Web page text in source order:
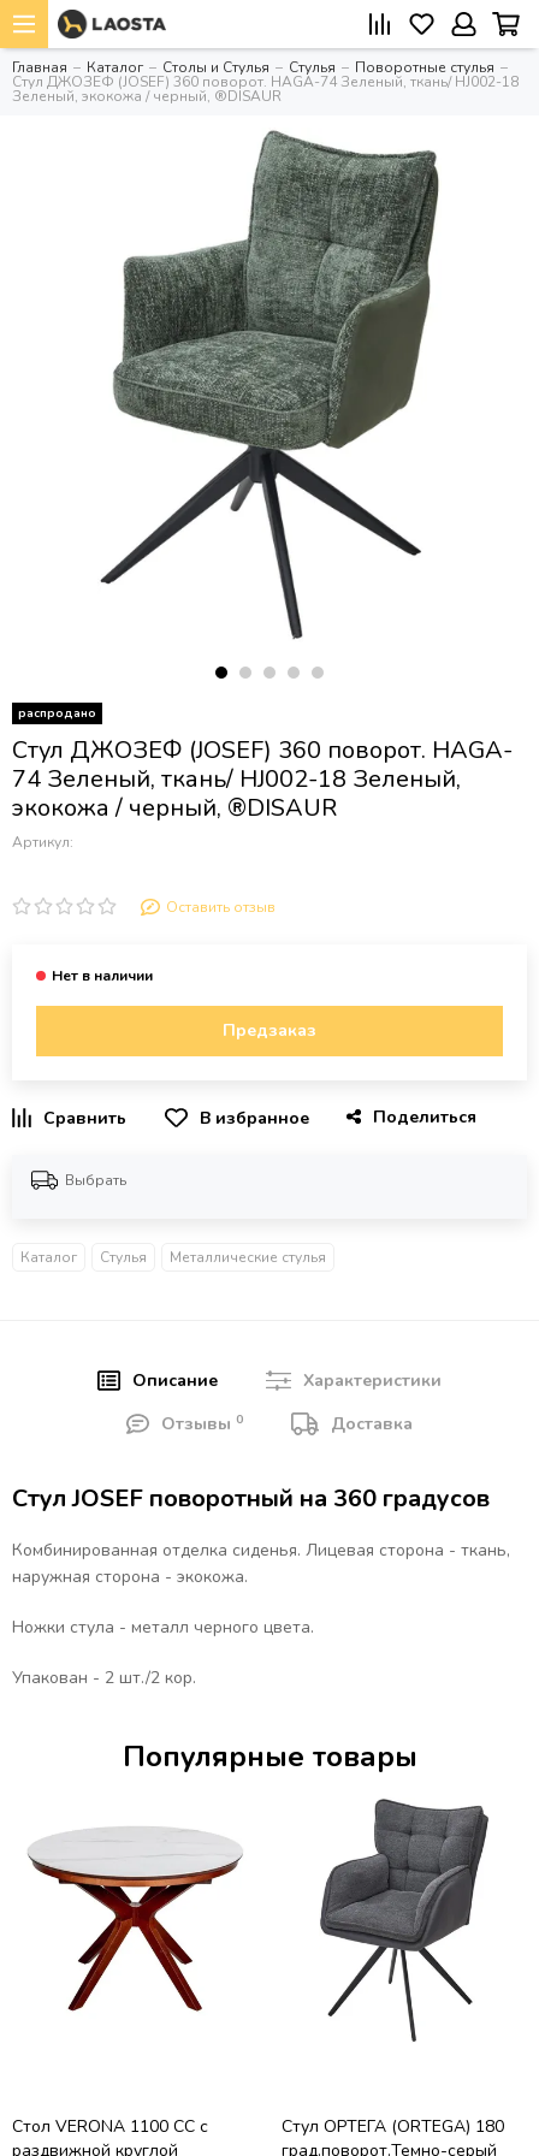
Главная Каталог Столы и Стулья Стулья Поворотные стулья
Стул ДЖОЗЕФ (JOSEF) 360 поворот. HAGA-74 Зеленый, ткань/ HJ002-18
Зеленый, экокожа / черный, ®DISAUR
распродано
Стул ДЖОЗЕФ (JOSEF) 360 поворот. HAGA-
74 Зеленый, ткань/ HJ002-18 Зеленый,
экокожа / черный, ®DISAUR
Артикул:
Оставить отзыв
Предзаказ
В избранное Поделиться
Выбрать
Каталог Стулья Металлические стулья
Описание
Характеристики
Отзывы 0 Доставка
Стул JOSEF поворотный на 360 градусов
Комбинированная отделка сиденья. Лицевая сторона - ткань,
наружная сторона - экокожа.
Ножки стула - металл черного цвета.
Упакован - 2 шт./2 кор.
Популярные товары
Стол VERONA 1100 CC с
раздвижной круглой
Стул ОРТЕГА (ORTEGA) 180
град.поворот.Темно-серый